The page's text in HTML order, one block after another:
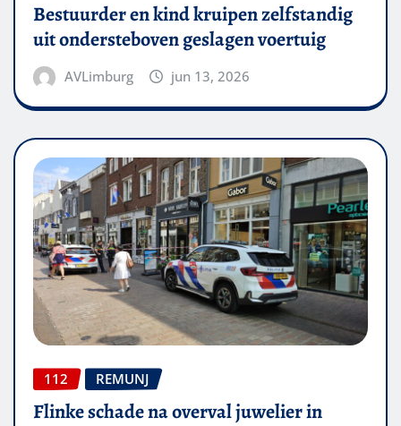
Bestuurder en kind kruipen zelfstandig
uit ondersteboven geslagen voertuig
AVLimburg jun 13, 2026
112 REMUNJ
Flinke schade na overval juwelier in